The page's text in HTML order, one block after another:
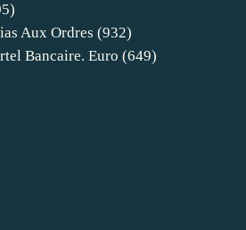
Aux Ordres (932)
Bancaire. Euro (649)